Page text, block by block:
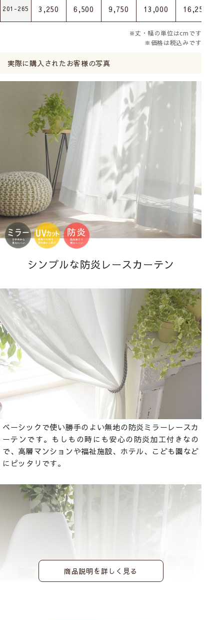
201-265 3,250 6,500 9,750 13,000 16,250
※丈・幅の単位はcmです
※価格は税込みです
実際に購入されたお客様の写真
シンプルな防炎レースカーテン
ベーシックで使い勝手のよい無地の防炎ミラーレースカ
ーテンです。もしもの時にも安心の防炎加工付きなの
で、高層マンションや福祉施設、ホテル、こども園など
にピッタリです。
商品説明を詳しく見る